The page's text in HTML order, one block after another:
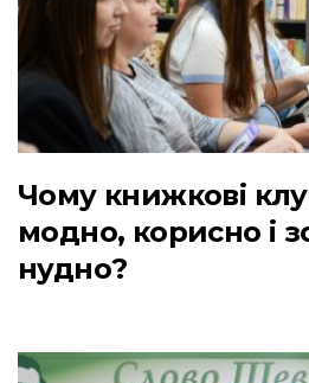
Чому книжкові
модно, корисно і
нудно?